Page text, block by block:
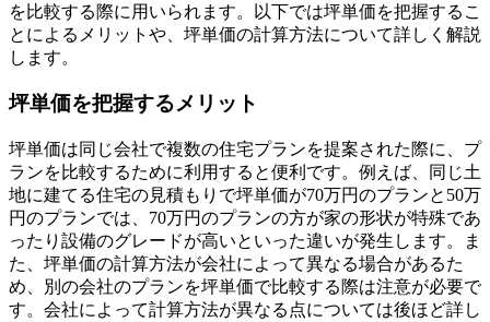
を比較する際に用いられます。以下では坪単価を把握するこ
とによるメリットや、坪単価の計算方法について詳しく解説
します。
坪単価を把握するメリット
坪単価は同じ会社で複数の住宅プランを提案された際に、プ
ランを比較するために利用すると便利です。例えば、同じ土
地に建てる住宅の見積もりで坪単価が70万円のプランと50万
円のプランでは、70万円のプランの方が家の形状が特殊であ
ったり設備のグレードが高いといった違いが発生します。ま
た、坪単価の計算方法が会社によって異なる場合があるた
め、別の会社のプランを坪単価で比較する際は注意が必要で
す。会社によって計算方法が異なる点については後ほど詳し